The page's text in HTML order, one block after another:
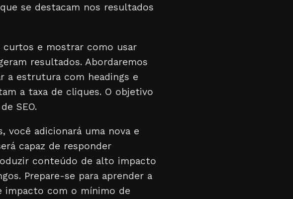
se destacam nos resultados
curtos e mostrar como usar
resultados. Abordaremos
a estrutura com headings e
a taxa de cliques. O objetivo
SEO.
adicionará uma nova e
capaz de responder
conteúdo de alto impacto
Prepare-se para aprender a
impacto com o mínimo de